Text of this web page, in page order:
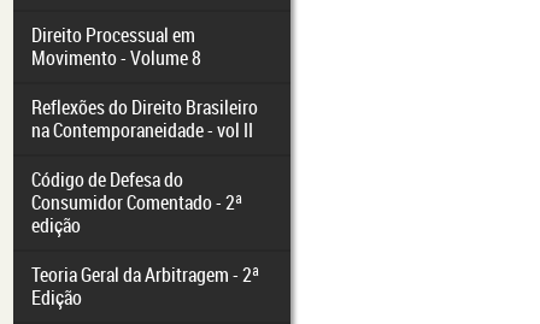
Direito Processual em
Movimento - Volume 8
Reflexões do Direito Brasileiro
na Contemporaneidade - vol II
Código de Defesa do
Consumidor Comentado - 2ª
edição
Teoria Geral da Arbitragem - 2ª
Edição